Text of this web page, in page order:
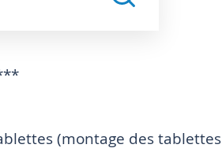
(montage des tablettes